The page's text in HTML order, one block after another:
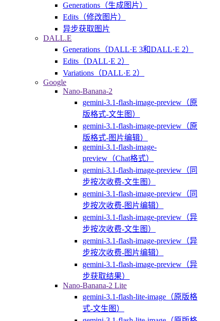
Generations（生成图片）
Edits（修改图片）
异步获取图片
DALL.E
Generations（DALL·E 3和DALL·E 2）
Edits（DALL·E 2）
Variations（DALL·E 2）
Google
Nano-Banana-2
gemini-3.1-flash-image-preview（原
版格式-文生图）
gemini-3.1-flash-image-preview（原
版格式-图片编辑）
gemini-3.1-flash-image-
preview（Chat格式）
gemini-3.1-flash-image-preview（同
步按次收费-文生图）
gemini-3.1-flash-image-preview（同
步按次收费-图片编辑）
gemini-3.1-flash-image-preview（异
步按次收费-文生图）
gemini-3.1-flash-image-preview（异
步按次收费-图片编辑）
gemini-3.1-flash-image-preview（异
步获取结果）
Nano-Banana-2 Lite
gemini-3.1-flash-lite-image（原版格
式-文生图）